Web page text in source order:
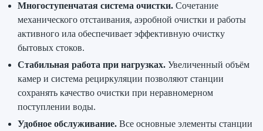
Многоступенчатая система очистки. Сочетание
механического отстаивания, аэробной очистки и работы
активного ила обеспечивает эффективную очистку
бытовых стоков.
Стабильная работа при нагрузках. Увеличенный объём
камер и система рециркуляции позволяют станции
сохранять качество очистки при неравномерном
поступлении воды.
Удобное обслуживание. Все основные элементы станции